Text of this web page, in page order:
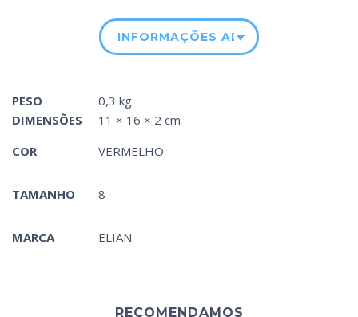
INFORMAÇÕES ADICIONAIS
PESO
0,3 kg
DIMENSÕES
11 × 16 × 2 cm
COR
VERMELHO
TAMANHO 8
MARCA ELIAN
RECOMENDAMOS